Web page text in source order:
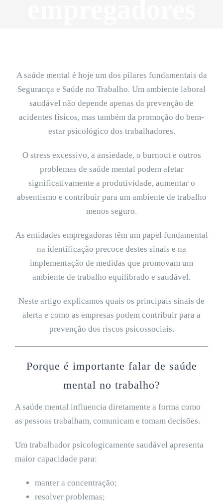
A saúde mental é hoje um dos pilares fundamentais da
Segurança e Saúde no Trabalho. Um ambiente laboral
saudável não depende apenas da prevenção de
acidentes físicos, mas também da promoção do bem-
estar psicológico dos trabalhadores.
O stress excessivo, a ansiedade, o burnout e outros
problemas de saúde mental podem afetar
significativamente a produtividade, aumentar o
absentismo e contribuir para um ambiente de trabalho
menos seguro.
As entidades empregadoras têm um papel fundamental
na identificação precoce destes sinais e na
implementação de medidas que promovam um
ambiente de trabalho equilibrado e saudável.
Neste artigo explicamos quais os principais sinais de
alerta e como as empresas podem contribuir para a
prevenção dos riscos psicossociais.
Porque é importante falar de saúde
mental no trabalho?
A saúde mental influencia diretamente a forma como
as pessoas trabalham, comunicam e tomam decisões.
Um trabalhador psicologicamente saudável apresenta
maior capacidade para:
manter a concentração;
resolver problemas;